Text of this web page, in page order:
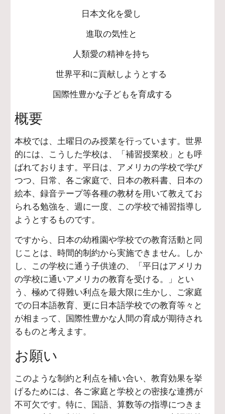
日本文化を愛し
進取の気性と
人類愛の精神を持ち
世界平和に貢献しようとする
国際性豊かな子どもを育成する
概要
本校では、土曜日のみ授業を行っています。世界
的には、こうした学校は、「補習授業校」とも呼
ばれております。平日は、アメリカの学校で学び
つつ、日常、各ご家庭で、日本の教科書、日本の
絵本、録音テープ等各種の教材を用いて教えてお
られる勉強を、週に一度、この学校で補習指導し
ようとするものです。
ですから、日本の幼稚園や学校での教育活動と同
じことは、時間的制約から実施できません。しか
し、この学校に通う子供達の、「平日はアメリカ
の学校に通いアメリカの教育を受ける。」とい
う、極めて得難い利点を最大限に生かし、ご家庭
での日本語教育、更に日本語学校での教育等々と
が相まって、国際性豊かな人間の育成が期待され
るものと考えます。
お願い
このような制約と利点を補い合い、教育効果を挙
げるためには、各ご家庭と学校との密接な連携が
不可欠です。特に、国語、算数等の指導につきま